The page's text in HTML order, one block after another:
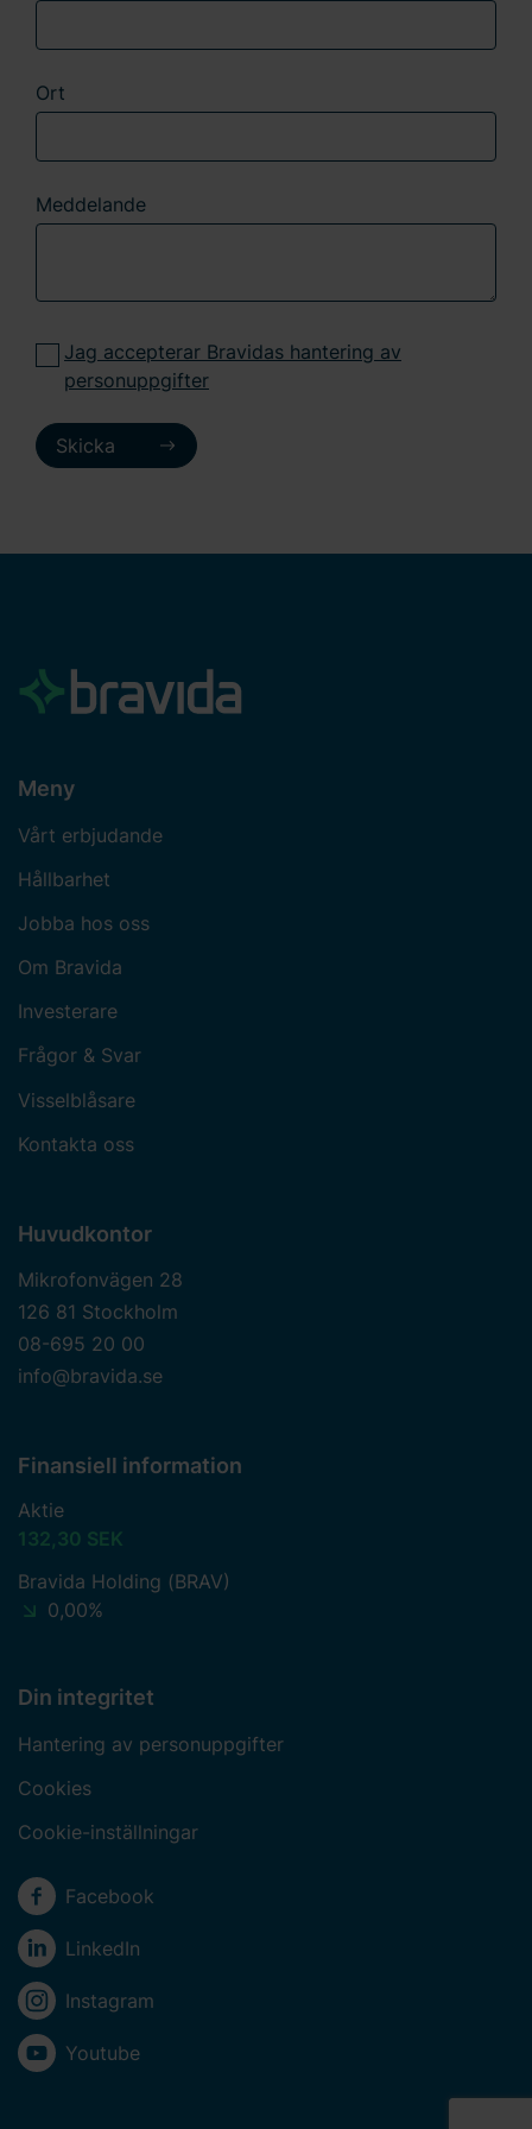
oss gällande ditt samtycke.
Ort
Meddelande
Jag accepterar Bravidas hantering av
personuppgifter
Skicka
Meny
Vårt erbjudande
Hållbarhet
Jobba hos oss
Om Bravida
Investerare
Frågor & Svar
Visselblåsare
Kontakta oss
Huvudkontor
Mikrofonvägen 28
126 81 Stockholm
08-695 20 00
info@bravida.se
Finansiell information
Aktie
132,30 SEK
Bravida Holding (BRAV)
0,00%
Din integritet
Hantering av personuppgifter
Cookies
Cookie-inställningar
Sociala medier
Facebook
LinkedIn
Instagram
Youtube